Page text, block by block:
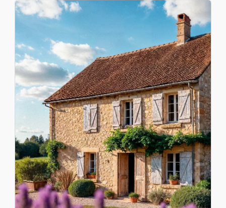
Juegos Y Juguetes
Salud/Esparcimiento
Deportes
Mascotas
Coleccionismo
Hogar
Muebles